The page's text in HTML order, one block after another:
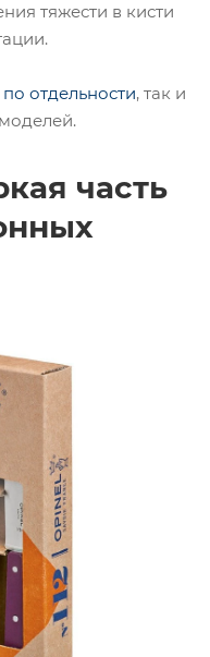
тяжести в кисти
по отдельности, так и
часть